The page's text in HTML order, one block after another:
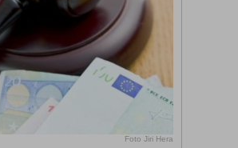
Foto Jiri Hera